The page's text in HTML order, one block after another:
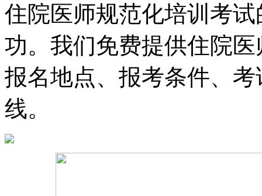
住院医师规范化培训考
功。我们免费提供住院
报名地点、报考条件、
线。